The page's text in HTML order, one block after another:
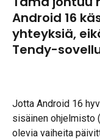
Android 16
yhteyksiä,
Tendy-
Jotta Android 16
sisäinen ohjelmisto
olevia vaiheita